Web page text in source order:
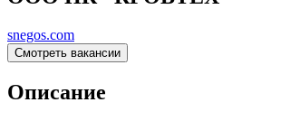
snegos.com
Смотреть вакансии
Описание